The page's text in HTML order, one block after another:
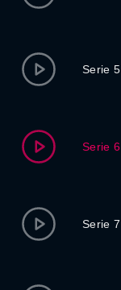
Serie 5
Serie 6
Serie 7